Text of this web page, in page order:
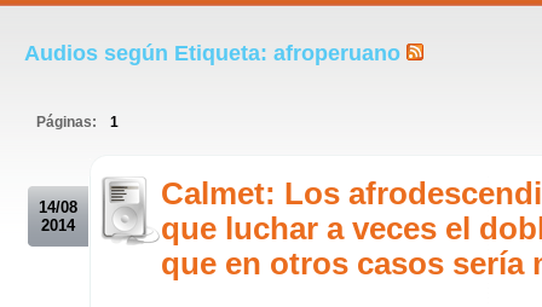
Audios según Etiqueta: afroperuano
Páginas: 1
14/08
2014
Calmet: Los
que luchar a veces el
que en otros casos sería